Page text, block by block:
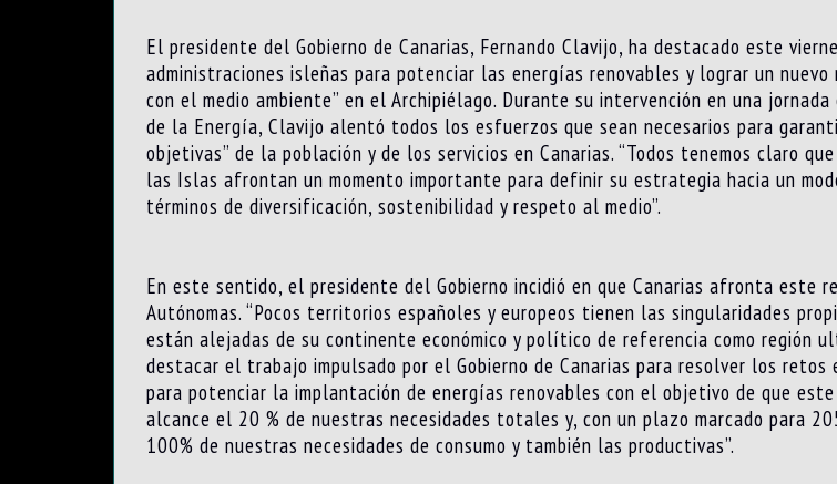
El presidente del Gobierno de Canarias, Fernando Clavijo, ha destacado este
administraciones isleñas para potenciar las energías renovables y lograr un
con el medio ambiente” en el Archipiélago. Durante su intervención en una
de la Energía, Clavijo alentó todos los esfuerzos que sean necesarios para
objetivas” de la población y de los servicios en Canarias. “Todos tenemos claro
las Islas afrontan un momento importante para definir su estrategia hacia un
términos de diversificación, sostenibilidad y respeto al medio”.
En este sentido, el presidente del Gobierno incidió en que Canarias afronta este
Autónomas. “Pocos territorios españoles y europeos tienen las singularidades
están alejadas de su continente económico y político de referencia como región
destacar el trabajo impulsado por el Gobierno de Canarias para resolver los retos
para potenciar la implantación de energías renovables con el objetivo de que
alcance el 20 % de nuestras necesidades totales y, con un plazo marcado para
100% de nuestras necesidades de consumo y también las productivas”.